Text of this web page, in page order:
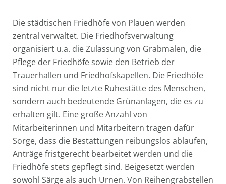
Die städtischen Friedhöfe von Plauen werden
zentral verwaltet. Die Friedhofsverwaltung
organisiert u.a. die Zulassung von Grabmalen, die
Pflege der Friedhöfe sowie den Betrieb der
Trauerhallen und Friedhofskapellen. Die Friedhöfe
sind nicht nur die letzte Ruhestätte des Menschen,
sondern auch bedeutende Grünanlagen, die es zu
erhalten gilt. Eine große Anzahl von
Mitarbeiterinnen und Mitarbeitern tragen dafür
Sorge, dass die Bestattungen reibungslos ablaufen,
Anträge fristgerecht bearbeitet werden und die
Friedhöfe stets gepflegt sind. Beigesetzt werden
sowohl Särge als auch Urnen. Von Reihengrabstellen